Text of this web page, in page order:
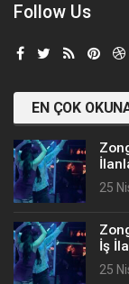
Follow Us
EN ÇOK
25
İş
25